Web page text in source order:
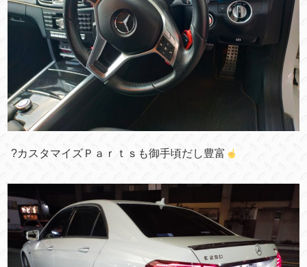
?カスタマイズＰａｒｔｓも御手頃だし豊富